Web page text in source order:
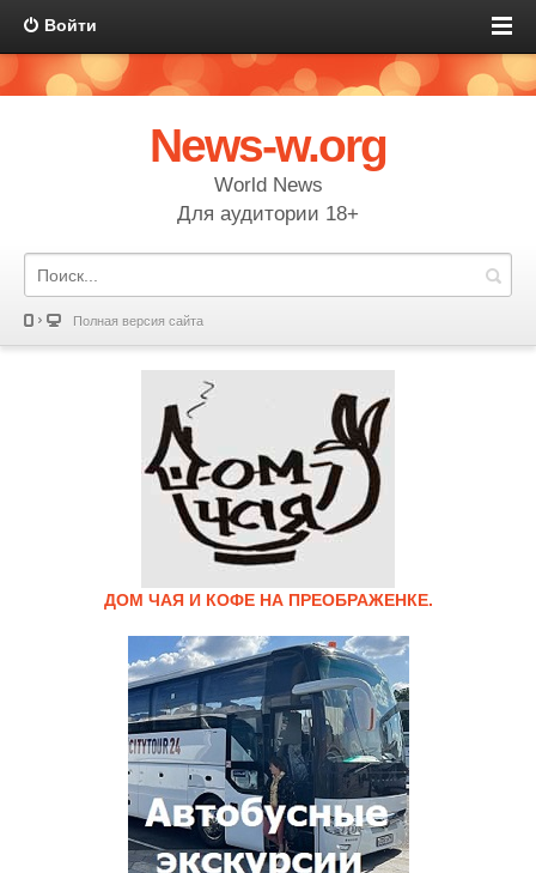
Войти
News-w.org
World News
Для аудитории 18+
Полная версия сайта
ДОМ ЧАЯ И КОФЕ НА ПРЕОБРАЖЕНКЕ.